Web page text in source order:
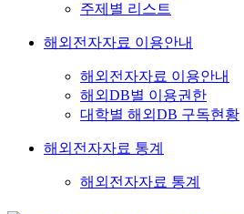
주제별 리스트
해외전자자료 이용안내
해외전자자료 이용안내
해외DB별 이용권한
대학별 해외DB 구독현황
해외전자자료 통계
해외전자자료 통계